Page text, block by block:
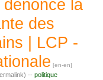
la
des
| LCP -
-- politique